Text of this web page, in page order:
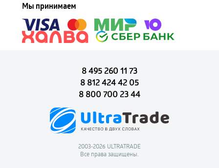
Мы принимаем
8 495 260 11 73
8 812 424 42 05
8 800 700 23 44
2003-2026 ULTRATRADE
Все права защищены.